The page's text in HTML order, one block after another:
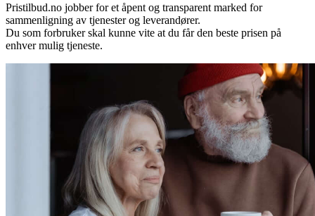
Pristilbud.no jobber for et åpent og transparent marked for
sammenligning av tjenester og leverandører.
Du som forbruker skal kunne vite at du får den beste prisen på
enhver mulig tjeneste.